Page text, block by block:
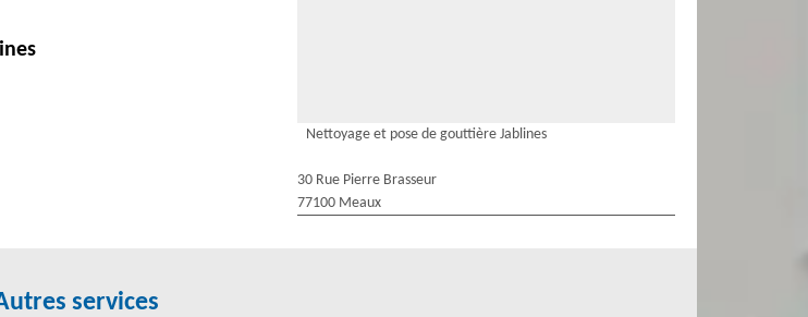
Nettoyage et pose de gouttière Jablines
30 Rue Pierre Brasseur
77100 Meaux
services